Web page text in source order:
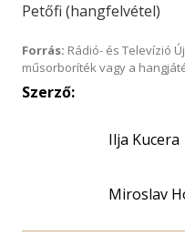
Petőfi (hangfelvétel)
Forrás: Rádió- és Televízió
műsorboríték vagy a
Szerző:
Ilja Kucera
Miroslav